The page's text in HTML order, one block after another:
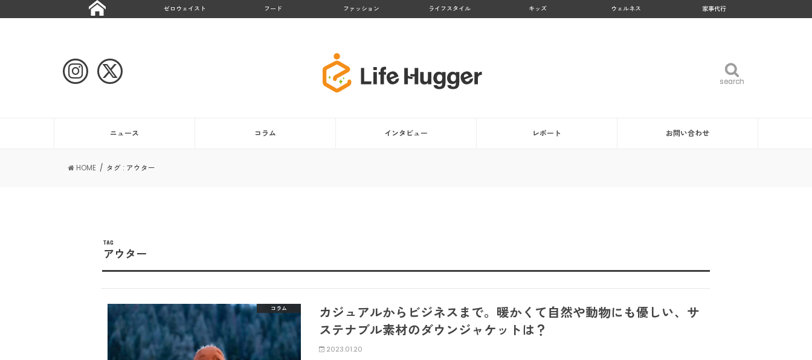
ゼロウェイスト フード ファッション ライフスタイル キッズ ウェルネス 家事代行
search
search
ニュース コラム インタビュー レポート お問い合わせ
HOME タグ : アウター
TAG
アウター
コラム
カジュアルからビジネスまで。暖かくて自然や動物にも優しい、サ
ステナブル素材のダウンジャケットは？
2023.01.20